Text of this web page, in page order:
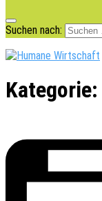
Suchen nach:
Kategorie: